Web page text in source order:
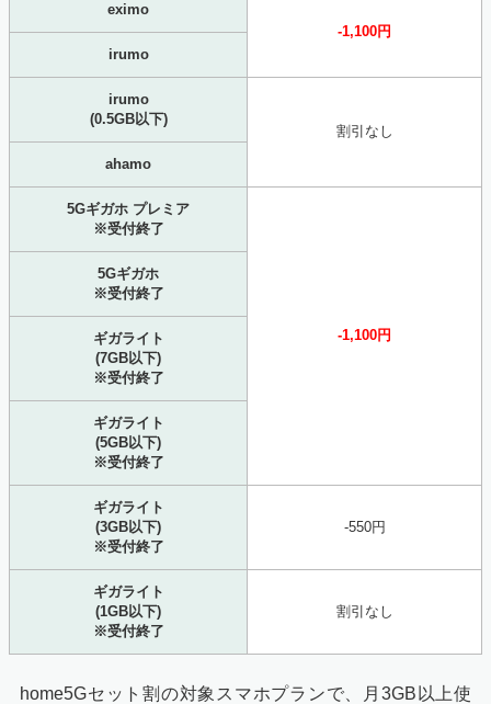
eximo
-1,100円
irumo
irumo
(0.5GB以下)
割引なし
ahamo
5Gギガホ プレミア
※受付終了
-1,100円
5Gギガホ
※受付終了
ギガライト
(7GB以下)
※受付終了
ギガライト
(5GB以下)
※受付終了
ギガライト
(3GB以下)
※受付終了
-550円
ギガライト
(1GB以下)
※受付終了
割引なし
home5Gセット割の対象スマホプランで、月3GB以上使